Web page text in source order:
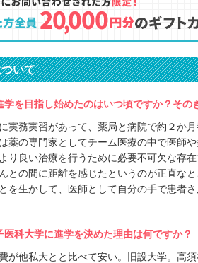
いて
学を目指し始めたのはいつ頃ですか？その
実務実習があって、薬局と病院で約２か
薬の専門家としてチーム医療の中で医師
り良い治療を行うために必要不可欠な存
との間に距離を感じたというのが正直な
を生かして、医師として自分の手で患者
医科大学に進学を決めた理由は何ですか？
が他私大とと比べて安い。旧設大学。高須